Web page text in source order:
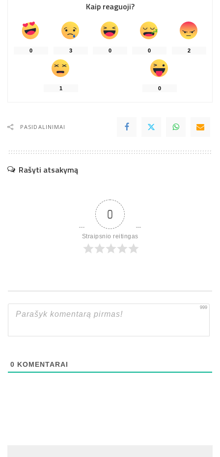
Kaip reaguoji?
0 3 0 0 2
1 0
PASIDALINIMAI
Rašyti atsakymą
0
Straipsnio reitingas
999
0 KOMENTARAI